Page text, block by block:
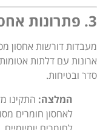
3. פתרונות אחסון חכמים
מעבדות דורשות אחסון
ארונות עם דלתות
סדר ובטיחות.
המלצה: התקינו
לאחסון חומרים